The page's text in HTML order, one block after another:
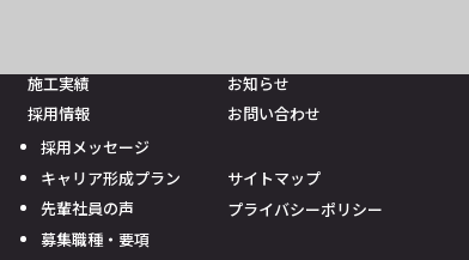
施工実績
採用情報
採用メッセージ
キャリア形成プラン
先輩社員の声
募集職種・要項
お知らせ
お問い合わせ
サイトマップ
プライバシーポリシー